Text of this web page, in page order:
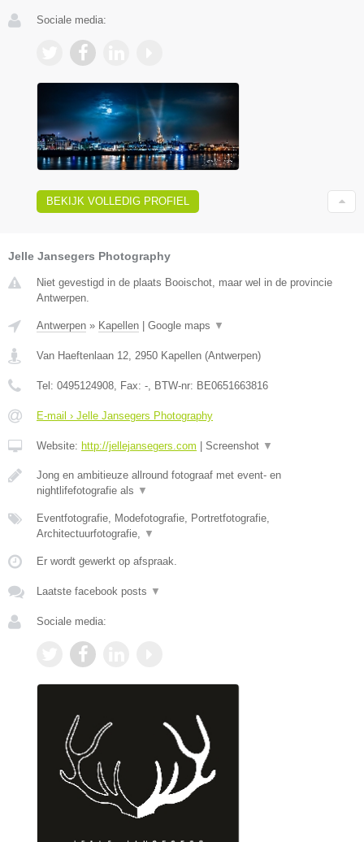
Sociale media:
BEKIJK VOLLEDIG PROFIEL
Jelle Jansegers Photography
Niet gevestigd in de plaats Booischot, maar wel in de provincie
Antwerpen.
Antwerpen » Kapellen Google maps ▼
Van Haeftenlaan 12, 2950 Kapellen (Antwerpen)
Tel: 0495124908, Fax: -, BTW-nr: BE0651663816
E-mail › Jelle Jansegers Photography
Website: http://jellejansegers.com Screenshot ▼
Jong en ambitieuze allround fotograaf met event- en
nightlifefotografie als ▼
Eventfotografie, Modefotografie, Portretfotografie,
Architectuurfotografie, ▼
Er wordt gewerkt op afspraak.
Laatste facebook posts ▼
Sociale media: